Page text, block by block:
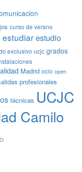
curso de verano
estudiarestudio
exclusivo ucjc grados
Madrid ocio open
profesionales
técnicas UCJC
Camilo